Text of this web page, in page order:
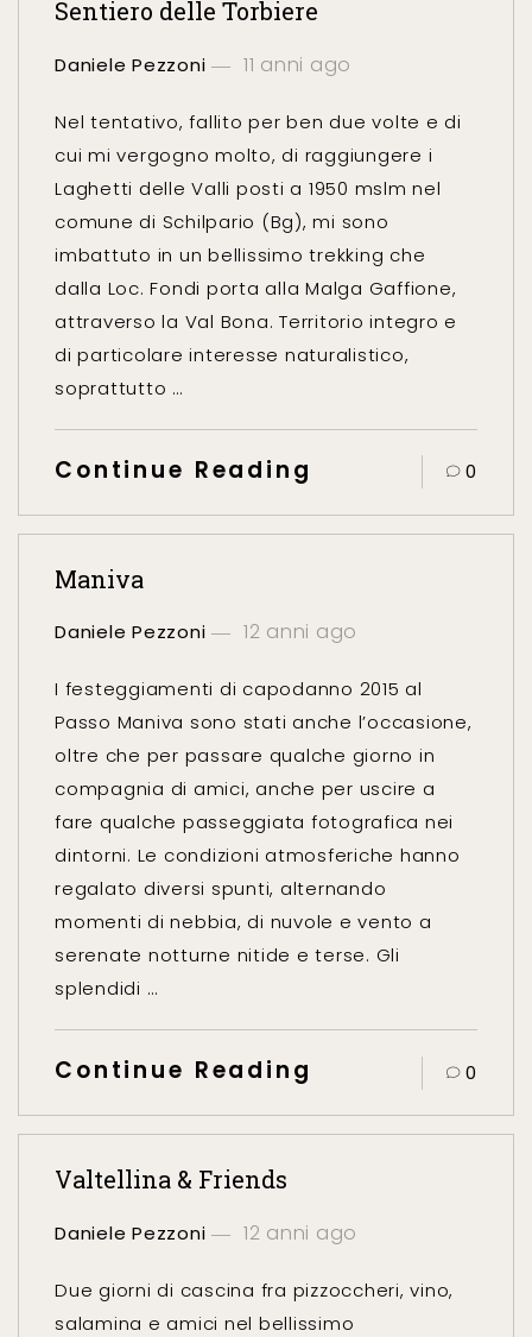
Sentiero delle Torbiere
Daniele Pezzoni 11 anni ago
Nel tentativo, fallito per ben due volte e di
cui mi vergogno molto, di raggiungere i
Laghetti delle Valli posti a 1950 mslm nel
comune di Schilpario (Bg), mi sono
imbattuto in un bellissimo trekking che
dalla Loc. Fondi porta alla Malga Gaffione,
attraverso la Val Bona. Territorio integro e
di particolare interesse naturalistico,
soprattutto …
Continue Reading 0
Maniva
Daniele Pezzoni 12 anni ago
I festeggiamenti di capodanno 2015 al
Passo Maniva sono stati anche l’occasione,
oltre che per passare qualche giorno in
compagnia di amici, anche per uscire a
fare qualche passeggiata fotografica nei
dintorni. Le condizioni atmosferiche hanno
regalato diversi spunti, alternando
momenti di nebbia, di nuvole e vento a
serenate notturne nitide e terse. Gli
splendidi …
Continue Reading 0
Valtellina & Friends
Daniele Pezzoni 12 anni ago
Due giorni di cascina fra pizzoccheri, vino,
salamina e amici nel bellissimo